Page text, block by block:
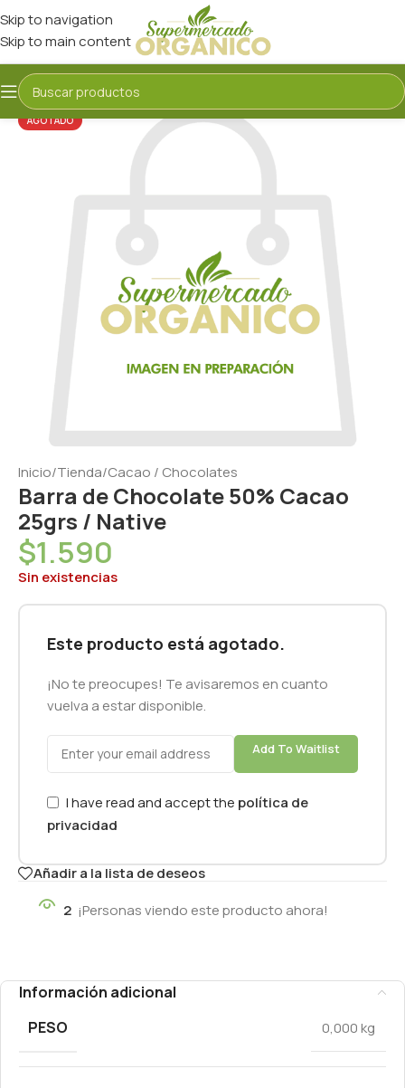
Skip to navigation
Skip to main content
AGOTADO
Inicio/Tienda/Cacao / Chocolates
Barra de Chocolate 50% Cacao
25grs / Native
$1.590
Sin existencias
Este producto está agotado.
¡No te preocupes! Te avisaremos en cuanto
vuelva a estar disponible.
Add To Waitlist
I have read and accept the política de
privacidad
Añadir a la lista de deseos
2 ¡Personas viendo este producto ahora!
Información adicional
PESO
0,000 kg